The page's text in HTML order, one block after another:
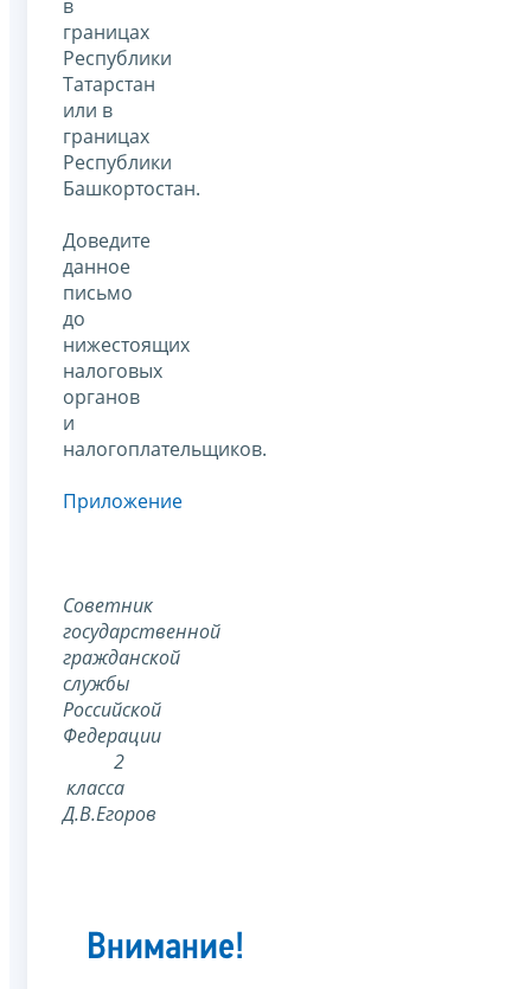
в
границах
Республики
Татарстан
или в
границах
Республики
Башкортостан.
Доведите
данное
письмо
до
нижестоящих
налоговых
органов
и
налогоплательщиков.
Приложение
Советник
государственной
гражданской
службы
Российской
Федерации
2
класса
Д.В.Егоров
Внимание!